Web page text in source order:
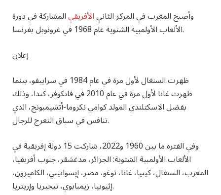
وأصبح المغرب في المركز الثانيالأفريقيالمشاركة في دورة
الألعاب الأولمبية الشتوية عام 1968 في غرونوبل بفرنسا.
إعلان
ظهرت السنغال لأول مرة في عام 1984 في سراييفو، بينما
ظهرت غانا لأول مرة في عام 2010 في فانكوفر، كندا، وذلك
بفضل الاسكتلندي المولد كوامي نكروما-أتشيمبونج، الذي
تنافس في سباق التعرج للرجال.
وفي الفترة ما بين 1960 و2022، شاركت 15 دولة إفريقية في
الألعاب الأولمبية الشتوية: الجزائر، مدغشقر، جنوب أفريقيا،
المغرب، السنغال، كينيا، غانا، توغو، مصر، إيسواتيني، الكاميرون،
إثيوبيا، زيمبابوي، نيجيريا وإريتريا.